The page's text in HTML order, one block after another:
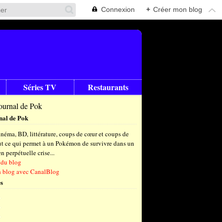
Connexion + Créer mon blog
Séries TV Restaurants
de Pok
BD, littérature, coups de cœur et coups de
ce qui permet à un Pokémon de survivre dans un
perpétuelle crise...
blog
blog avec CanalBlog